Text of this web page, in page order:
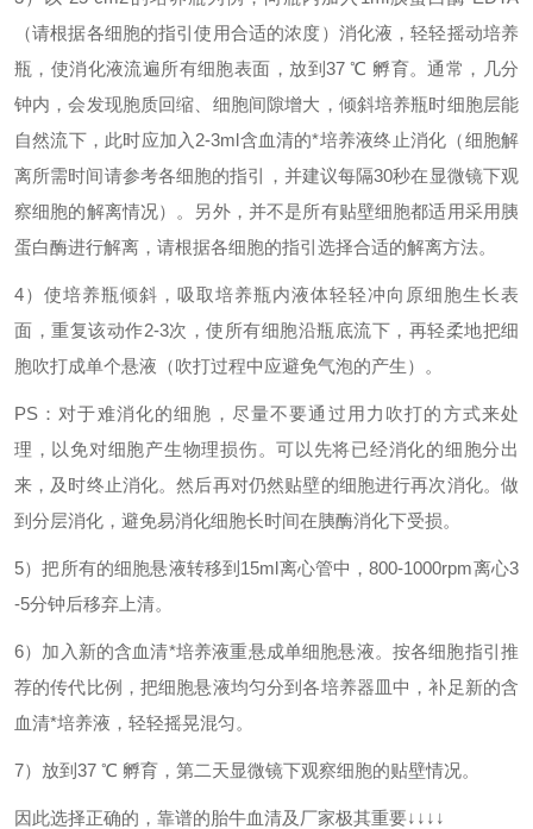
（请根据各细胞的指引使用合适的浓度）消化液，轻轻摇动培养
瓶，使消化液流遍所有细胞表面，放到 37 ℃ 孵育。通常，几分
钟内，会发现胞质回缩、细胞间隙增大，倾斜培养瓶时细胞层能
自然流下，此时应加入 2-3ml含血清的*培养液终止消化（细胞解
离所需时间请参考各细胞的指引，并建议每隔30秒在显微镜下观
察细胞的解离情况）。另外，并不是所有贴壁细胞都适用采用胰
蛋白酶进行解离，请根据各细胞的指引选择合适的解离方法。
4）使培养瓶倾斜，吸取培养瓶内液体轻轻冲向原细胞生长表
面，重复该动作2-3次，使所有细胞沿瓶底流下，再轻柔地把细
胞吹打成单个悬液（吹打过程中应避免气泡的产生）。
PS ：对于难消化的细胞，尽量不要通过用力吹打的方式来处
理，以免对细胞产生物理损伤。可以先将已经消化的细胞分出
来，及时终止消化。然后再对仍然贴壁的细胞进行再次消化。做
到分层消化，避免易消化细胞长时间在胰酶消化下受损。
5）把所有的细胞悬液转移到 15ml离心管中，800-1000rpm离心3
-5分钟后移弃上清。
6）加入新的含血清*培养液重悬成单细胞悬液。按各细胞指引推
荐的传代比例，把细胞悬液均匀分到各培养器皿中，补足新的含
血清*培养液，轻轻摇晃混匀。
7）放到 37 ℃ 孵育，第二天显微镜下观察细胞的贴壁情况。
因此选择正确的，靠谱的胎牛血清及厂家极其重要↓ ↓↓↓